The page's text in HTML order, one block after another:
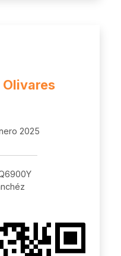
Olivares
2025